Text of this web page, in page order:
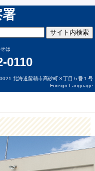
署
は
0110
北海道留萌市高砂町３丁目５番１号
Foreign Language